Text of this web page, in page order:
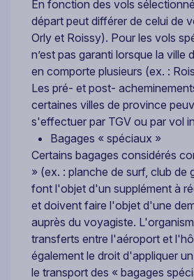
En fonction des vols
départ peut différer de celui de
Orly et Roissy). Pour les vols
n’est pas garanti lorsque la ville
en comporte plusieurs (ex. :
Les pré- et post-
certaines villes de province
s'effectuer par TGV ou par vol
Bagages « spéciaux »
Certains bagages considérés
» (ex. : planche de surf, club de
font l'objet d'un supplément à
et doivent faire l'objet d'une
auprès du voyagiste.
transferts entre l'aéroport et
également le droit d'appliquer
le transport des « bagages